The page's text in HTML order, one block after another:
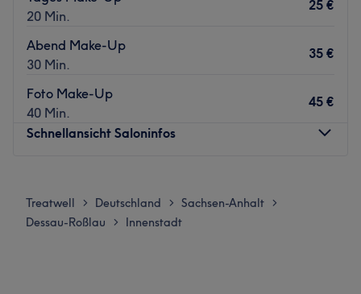
für -Schnitt-Farbe-Farbtyp-Typologie-stuhlkosmetische
Wellnessanwendungen-Brautservice, 24-Stunden-Service,
Haarverlängerung, La Biosthetique - Total Beauty
Concept, Intercoiffure Salon, Mitglied in der Fondation
20 Min.
25 €
Abend Make-Up
30 Min.
35 €
Foto Make-Up
40 Min.
45 €
Schnellansicht Saloninfos
Dienstag
08:00
Mittwoch
Treatwell > Deutschland > Sachsen-Anhalt >
Dessau-Roßlau > Innenstadt